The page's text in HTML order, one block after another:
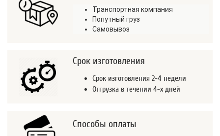
Транспортная компания
Попутный груз
Самовывоз
Срок изготовления
Срок изготовления 2-4 недели
Отгрузка в течении 4-х дней
Способы оплаты